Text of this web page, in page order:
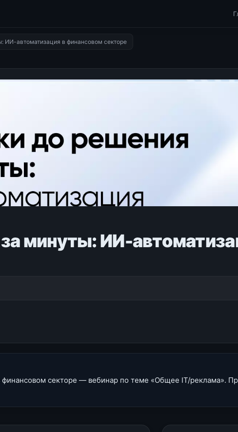
ИИ-автоматизация в финансовом секторе
минуты: ИИ-
секторе — вебинар по теме «Общее IT/реклама».